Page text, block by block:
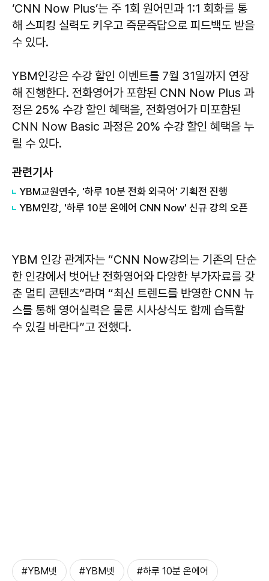
‘CNN Now Plus’는 주 1회 원어민과 1:1 회화를 통
해 스피킹 실력도 키우고 즉문즉답으로 피드백도 받을
수 있다.
YBM인강은 수강 할인 이벤트를 7월 31일까지 연장
해 진행한다. 전화영어가 포함된 CNN Now Plus 과
정은 25% 수강 할인 혜택을, 전화영어가 미포함된
CNN Now Basic 과정은 20% 수강 할인 혜택을 누
릴 수 있다.
관련기사
YBM교원연수, '하루 10분 전화 외국어' 기획전 진행
YBM인강, '하루 10분 온에어 CNN Now' 신규 강의 오픈
YBM 인강 관계자는 “CNN Now강의는 기존의 단순
한 인강에서 벗어난 전화영어와 다양한 부가자료를 갖
춘 멀티 콘텐츠”라며 “최신 트렌드를 반영한 CNN 뉴
스를 통해 영어실력은 물론 시사상식도 함께 습득할
수 있길 바란다”고 전했다.
#​YBM넷 #​YBM넷 #하루 10분 온에어